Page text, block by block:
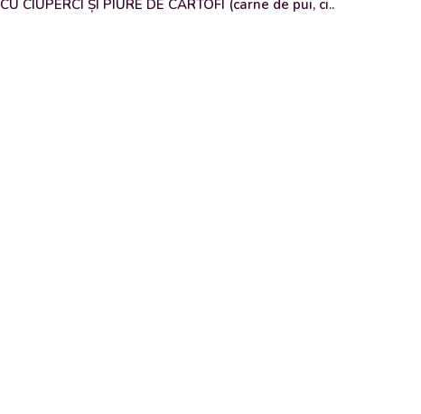
CIUPERCI ȘI PIURE DE CARTOFI (carne de pui, ci..